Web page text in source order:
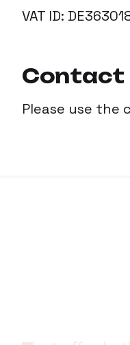
VAT ID:
Contact
Please use the